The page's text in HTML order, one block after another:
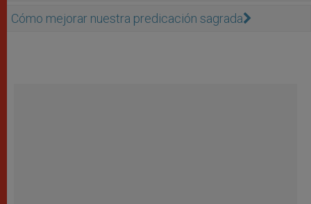
Cómo mejorar nuestra predicación sagrada